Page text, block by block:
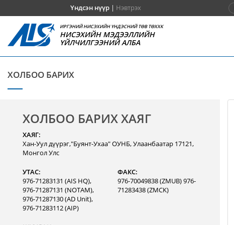
Үндсэн нүүр| Нэвтрэх
ИРГЭНИЙ НИСЭХИЙН ҮНДЭСНИЙ ТӨВ ТӨХХК
НИСЭХИЙН МЭДЭЭЛЛИЙН
ҮЙЛЧИЛГЭЭНИЙ АЛБА
ХОЛБОО БАРИХ
ХОЛБОО БАРИХ ХАЯГ
ХАЯГ:
Хан-Уул дүүрэг,"Буянт-Ухаа" ОУНБ, Улаанбаатар 17121,
Монгол Улс
УТАС:
976-71283131 (AIS HQ),
976-71287131 (NOTAM),
976-71287130 (AD Unit),
976-71283112 (AIP)
ФАКС:
976-70049838 (ZMUB) 976-
71283438 (ZMCK)